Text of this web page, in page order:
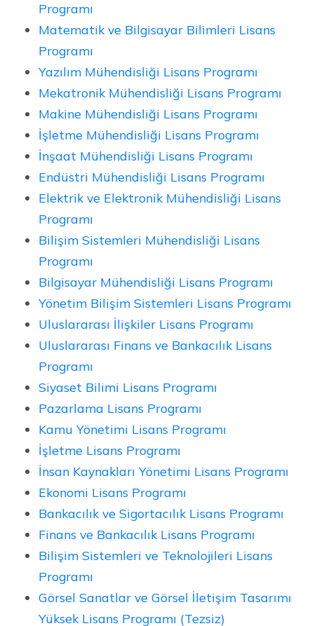
Programı
Matematik ve Bilgisayar Bilimleri Lisans
Programı
Yazılım Mühendisliği Lisans Programı
Mekatronik Mühendisliği Lisans Programı
Makine Mühendisliği Lisans Programı
İşletme Mühendisliği Lisans Programı
İnşaat Mühendisliği Lisans Programı
Endüstri Mühendisliği Lisans Programı
Elektrik ve Elektronik Mühendisliği Lisans
Programı
Bilişim Sistemleri Mühendisliği Lisans
Programı
Bilgisayar Mühendisliği Lisans Programı
Yönetim Bilişim Sistemleri Lisans Programı
Uluslararası İlişkiler Lisans Programı
Uluslararası Finans ve Bankacılık Lisans
Programı
Siyaset Bilimi Lisans Programı
Pazarlama Lisans Programı
Kamu Yönetimi Lisans Programı
İşletme Lisans Programı
İnsan Kaynakları Yönetimi Lisans Programı
Ekonomi Lisans Programı
Bankacılık ve Sigortacılık Lisans Programı
Finans ve Bankacılık Lisans Programı
Bilişim Sistemleri ve Teknolojileri Lisans
Programı
Görsel Sanatlar ve Görsel İletişim Tasarımı
Yüksek Lisans Programı (Tezsiz)